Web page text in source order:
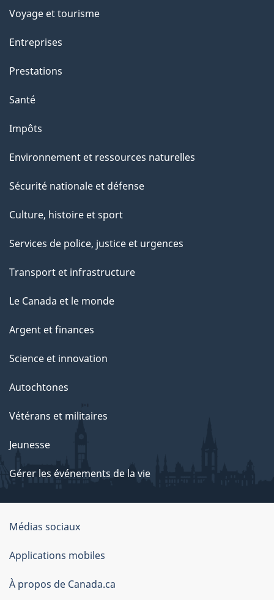
Voyage et tourisme
Entreprises
Prestations
Santé
Impôts
Environnement et ressources naturelles
Sécurité nationale et défense
Culture, histoire et sport
Services de police, justice et urgences
Transport et infrastructure
Le Canada et le monde
Argent et finances
Science et innovation
Autochtones
Vétérans et militaires
Jeunesse
Gérer les événements de la vie
Organisation
du
gouvernement
du
Médias sociaux
Applications mobiles
À propos de Canada.ca